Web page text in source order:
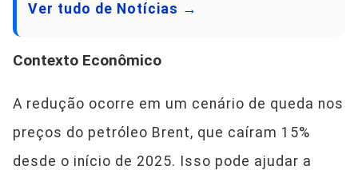
Ver tudo de Notícias →
Contexto Econômico
A redução ocorre em um cenário de queda nos
preços do petróleo Brent, que caíram 15%
desde o início de 2025. Isso pode ajudar a